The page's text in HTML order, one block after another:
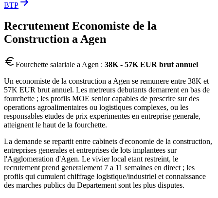
BTP
Recrutement Economiste de la
Construction a Agen
Fourchette salariale a Agen : 38K - 57K EUR brut annuel
Un economiste de la construction a Agen se remunere entre 38K et
57K EUR brut annuel. Les metreurs debutants demarrent en bas de
fourchette ; les profils MOE senior capables de prescrire sur des
operations agroalimentaires ou logistiques complexes, ou les
responsables etudes de prix experimentes en entreprise generale,
atteignent le haut de la fourchette.
La demande se repartit entre cabinets d'economie de la construction,
entreprises generales et entreprises de lots implantees sur
l'Agglomeration d'Agen. Le vivier local etant restreint, le
recrutement prend generalement 7 a 11 semaines en direct ; les
profils qui cumulent chiffrage logistique/industriel et connaissance
des marches publics du Departement sont les plus disputes.